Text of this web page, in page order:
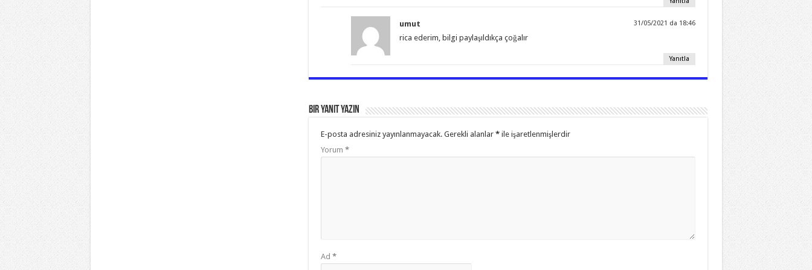
umut 31/05/2021 da 18:46
rica ederim, bilgi paylaşıldıkça çoğalır
Yanıtla
Bir yanıt yazın
E-posta adresiniz yayınlanmayacak. Gerekli alanlar *ile işaretlenmişlerdir
Yorum *
Ad *